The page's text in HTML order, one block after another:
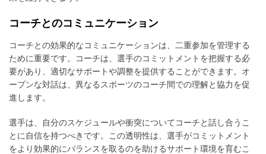
コーチとのコミュニケーション
コーチとの効果的なコミュニケーションは、二重参加を管理する
ために重要です。コーチは、選手のコミットメントを把握する必
要があり、適切なサポートや調整を提供することができます。オ
ープンな対話は、異なるスポーツのコーチ間での理解と協力を促
進します。
選手は、自分のスケジュールや衝突についてコーチと話し合うこ
とに自信を持つべきです。この透明性は、選手がコミットメント
をより効果的にバランスを取るのを助けるサポート環境を育むこ